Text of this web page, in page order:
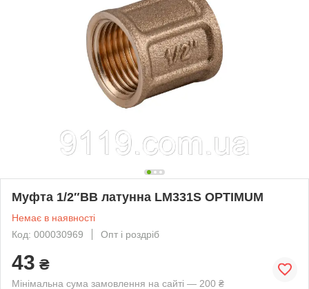
Муфта 1/2″ВВ латунна LM331S OPTIMUM
Немає в наявності
Код: 000030969
Опт і роздріб
43 ₴
Мінімальна сума замовлення на сайті — 200 ₴